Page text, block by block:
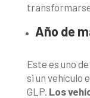
Año de
Este es uno
si un vehículo
GLP. Los